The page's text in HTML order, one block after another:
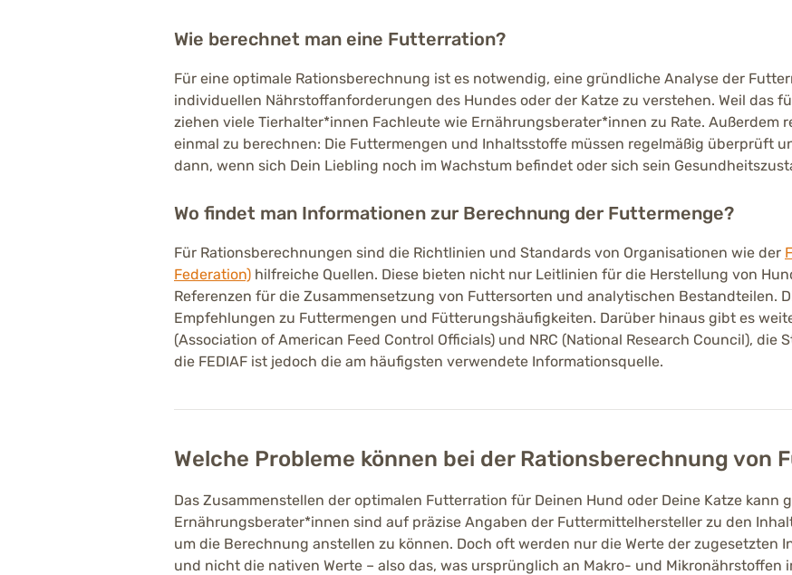
Wie berechnet man eine Futterration?
Für eine optimale Rationsberechnung ist es notwendig, eine gründliche Analyse der
individuellen Nährstoffanforderungen des Hundes oder der Katze zu verstehen. Weil das
ziehen viele Tierhalter*innen Fachleute wie Ernährungsberater*innen zu Rate. Außerdem
einmal zu berechnen: Die Futtermengen und Inhaltsstoffe müssen regelmäßig überprüft
dann, wenn sich Dein Liebling noch im Wachstum befindet oder sich sein
Wo findet man Informationen zur Berechnung der Futtermenge?
Für Rationsberechnungen sind die Richtlinien und Standards von Organisationen wie der
Federation) hilfreiche Quellen. Diese bieten nicht nur Leitlinien für die Herstellung von
Referenzen für die Zusammensetzung von Futtersorten und analytischen Bestandteilen.
Empfehlungen zu Futtermengen und Fütterungshäufigkeiten. Darüber hinaus gibt es
(Association of American Feed Control Officials) und NRC (National Research Council),
die FEDIAF ist jedoch die am häufigsten verwendete Informationsquelle.
Welche Probleme können bei der Rationsberechnung von
Das Zusammenstellen der optimalen Futterration für Deinen Hund oder Deine Katze kann
Ernährungsberater*innen sind auf präzise Angaben der Futtermittelhersteller zu den
um die Berechnung anstellen zu können. Doch oft werden nur die Werte der zugesetzten
und nicht die nativen Werte – also das, was ursprünglich an Makro- und Mikronährstoffen